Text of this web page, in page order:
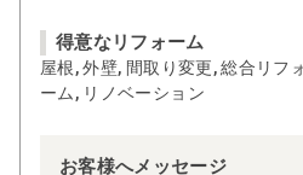
得意なリフォーム
屋根, 外壁, 間取り変更, 総合リフ
ーム, リノベーション
お客様へメッセージ